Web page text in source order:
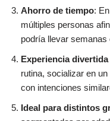
Ahorro de tiempo:
múltiples personas
podría llevar semanas
Experiencia
rutina, socializar en
con intenciones
Ideal para distintos